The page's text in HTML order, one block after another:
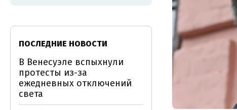
ПОСЛЕДНИЕ НОВОСТИ
В Венесуэле вспыхнули
протесты из-за
ежедневных отключений
света